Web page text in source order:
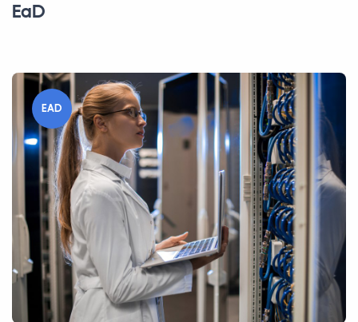
EaD
EAD